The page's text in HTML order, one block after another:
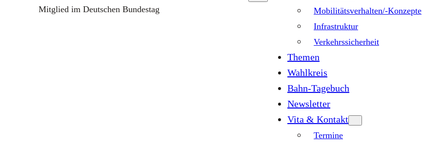
Mitglied im Deutschen Bundestag
Mobilitätsverhalten/-Konzepte
Infrastruktur
Verkehrssicherheit
Themen
Wahlkreis
Bahn-Tagebuch
Newsletter
Vita & Kontakt
Termine